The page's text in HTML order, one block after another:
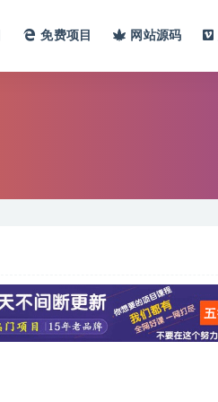
免费项目 网站源码